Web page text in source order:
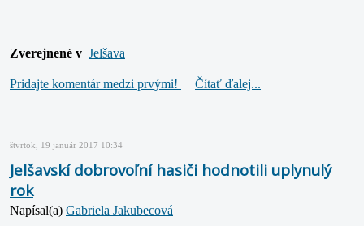
Zverejnené v Jelšava
Pridajte komentár medzi prvými! Čítať ďalej...
štvrtok, 19 január 2017 10:34
Jelšavskí dobrovoľní hasiči hodnotili uplynulý
rok
Napísal(a) Gabriela Jakubecová